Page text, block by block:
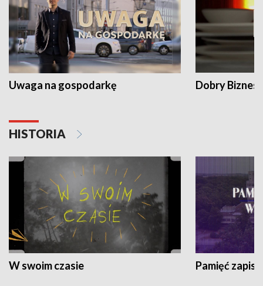
Uwaga na gospodarkę Dobry Biznes
HISTORIA
W swoim czasie Pamięć